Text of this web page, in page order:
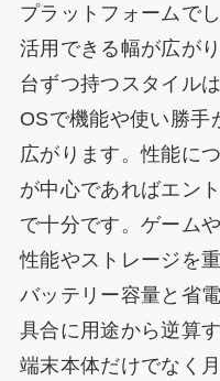
プラットフォームで
活用できる幅が広が
台ずつ持つスタイル
OSで機能や使い勝手
広がります。性能に
が中心であればエン
で十分です。ゲーム
性能やストレージを
バッテリー容量と省
具合に用途から逆算
端末本体だけでなく